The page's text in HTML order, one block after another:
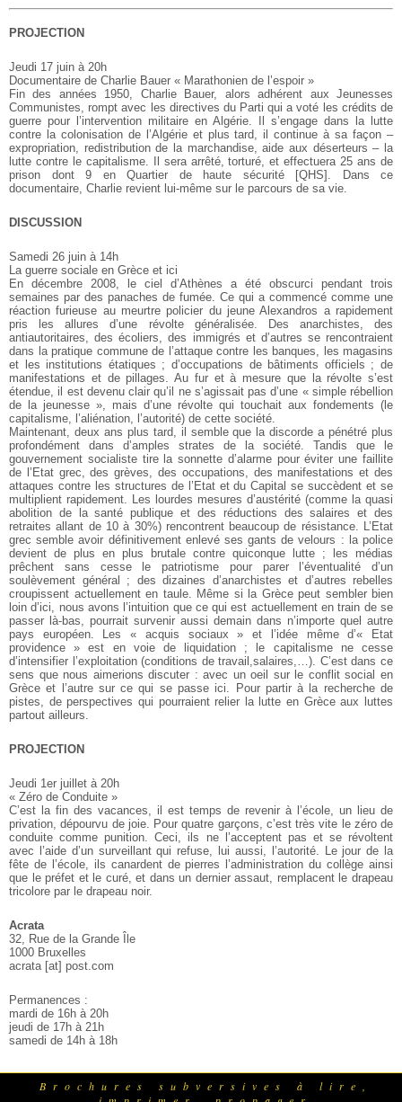
PROJECTION
Jeudi 17 juin à 20h
Documentaire de Charlie Bauer « Marathonien de l’espoir »
Fin des années 1950, Charlie Bauer, alors adhérent aux Jeunesses
Communistes, rompt avec les directives du Parti qui a voté les crédits de
guerre pour l’intervention militaire en Algérie. Il s’engage dans la lutte
contre la colonisation de l’Algérie et plus tard, il continue à sa façon –
expropriation, redistribution de la marchandise, aide aux déserteurs – la
lutte contre lecapitalisme. Il sera arrêté, torturé, et effectuera 25 ans de
prison dont 9 en Quartier de haute sécurité [QHS]. Dans ce
documentaire, Charlie revient lui-même sur le parcours de sa vie.
DISCUSSION
Samedi 26 juin à 14h
La guerre sociale en Grèce et ici
En décembre 2008, le ciel d’Athènes a été obscurci pendant trois
semaines par des panaches de fumée. Ce qui a commencé comme une
réaction furieuse au meurtre policier du jeune Alexandros a rapidement
pris les allures d’une révolte généralisée. Des anarchistes, des
antiautoritaires, des écoliers, des immigrés et d’autres se rencontraient
dans la pratique commune de l’attaque contre les banques, les magasins
et les institutions étatiques ; d’occupations de bâtiments officiels ; de
manifestations et de pillages. Au fur et à mesure que la révolte s’est
étendue, il est devenu clair qu’il ne s’agissait pas d’une « simple rébellion
de la jeunesse », mais d’une révolte qui touchait aux fondements (le
capitalisme, l’aliénation, l’autorité) de cette société.
Maintenant, deux ans plus tard, il semble que la discorde a pénétré plus
profondément dans d’amples strates de la société. Tandis que le
gouvernement socialiste tire la sonnette d’alarme pour éviter une faillite
de l’Etat grec, des grèves, des occupations, des manifestations et des
attaques contre les structures de l’Etat et du Capital se succèdent et se
multiplient rapidement. Les lourdes mesures d’austérité (comme la quasi
abolition de la santé publique et des réductions des salaires et des
retraites allant de 10 à 30%) rencontrent beaucoup de résistance. L’Etat
grec semble avoir définitivement enlevé ses gants de velours : la police
devient de plus en plus brutale contre quiconque lutte ; les médias
prêchent sans cesse le patriotisme pour parer l’éventualité d’un
soulèvement général ; des dizaines d’anarchistes et d’autres rebelles
croupissent actuellement en taule. Même si la Grèce peut sembler bien
loin d’ici, nous avons l’intuition que ce qui est actuellement en train de se
passer là-bas, pourrait survenir aussi demain dans n’importe quel autre
pays européen. Les « acquis sociaux » et l’idée même d’« Etat
providence » est en voie de liquidation ; le capitalisme ne cesse
d’intensifier l’exploitation (conditions de travail,salaires,…). C’est dans ce
sens que nous aimerions discuter : avec un oeil sur le conflit social en
Grèce et l’autre sur ce qui se passe ici. Pour partir à la recherche de
pistes, de perspectives qui pourraient relier la lutte en Grèce aux luttes
partout ailleurs.
PROJECTION
Jeudi 1er juillet à 20h
« Zéro de Conduite »
C’est la fin des vacances, il est temps de revenir à l’école, un lieu de
privation, dépourvu de joie. Pour quatre garçons, c’est très vite le zéro de
conduite comme punition. Ceci, ils ne l’acceptent pas et se révoltent
avec l’aide d’un surveillant qui refuse, lui aussi, l’autorité. Le jour de la
fête de l’école, ils canardent de pierres l’administration du collège ainsi
que le préfet et le curé, et dans un dernier assaut, remplacent le drapeau
tricolore par le drapeau noir.
Acrata
32, Rue de la Grande Île
1000 Bruxelles
acrata [at] post.com
Permanences :
mardi de 16h à 20h
jeudi de 17h à 21h
samedi de 14h à 18h
Brochures subversives à lire,